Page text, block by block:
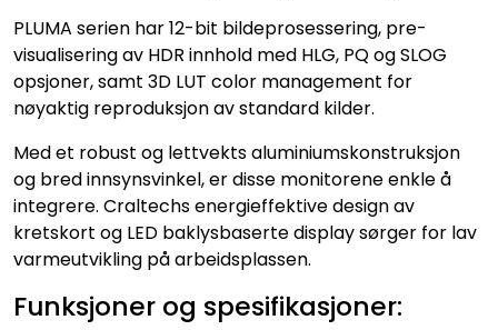
PLUMA serien har 12-bit bildeprosessering, pre-
visualisering av HDR innhold med HLG, PQ og SLOG
opsjoner, samt 3D LUT color management for
nøyaktig reproduksjon av standard kilder.
Med et robust og lettvekts aluminiumskonstruksjon
og bred innsynsvinkel, er disse monitorene enkle å
integrere. Craltechs energieffektive design av
kretskort og LED baklysbaserte display sørger for lav
varmeutvikling på arbeidsplassen.
Funksjoner og spesifikasjoner: